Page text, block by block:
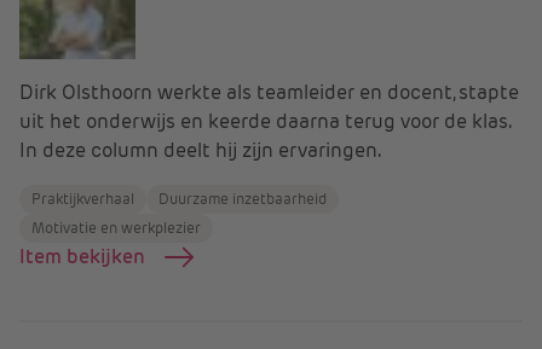
Dirk Olsthoorn werkte als teamleider en docent, stapte
uit het onderwijs en keerde daarna terug voor de klas.
In deze column deelt hij zijn ervaringen.
Praktijkverhaal
Duurzame inzetbaarheid
Motivatie en werkplezier
Item bekijken